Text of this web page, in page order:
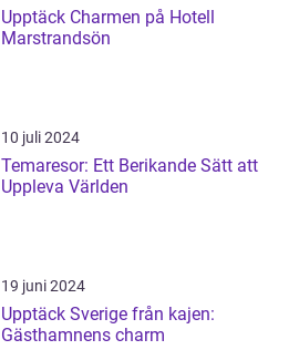
Upptäck Charmen på Hotell
Marstrandsön
10 juli 2024
Temaresor: Ett Berikande Sätt att
Uppleva Världen
19 juni 2024
Upptäck Sverige från kajen:
Gästhamnens charm